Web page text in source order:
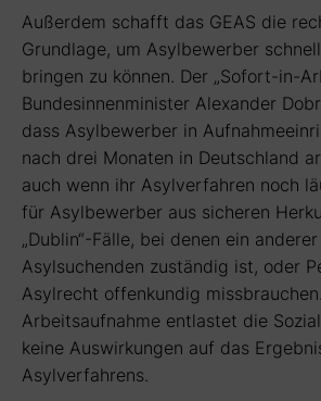
Außerdem schafft das GEAS die
Grundlage, um Asylbewerber
bringen zu können. Der „Sofort-in-
Bundesinnenminister Alexander
dass Asylbewerber in
nach drei Monaten in Deutschland
auch wenn ihr Asylverfahren noch
für Asylbewerber aus sicheren
„Dublin“-Fälle, bei denen ein
Asylsuchenden zuständig ist, oder
Asylrecht offenkundig
Arbeitsaufnahme entlastet die
keine Auswirkungen auf das
Asylverfahrens.